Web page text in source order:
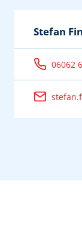
Stefan
06062